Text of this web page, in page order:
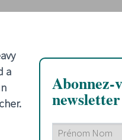
a
Abonnez-
newsletter